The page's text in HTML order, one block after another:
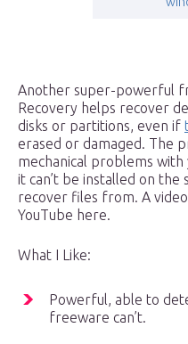
Another super-powerful
Recovery helps recover
disks or partitions, even if
erased or damaged. The
mechanical problems
it can’t be installed on the
recover files from. A
YouTube here.
What I Like:
Powerful, able to
freeware can’t.